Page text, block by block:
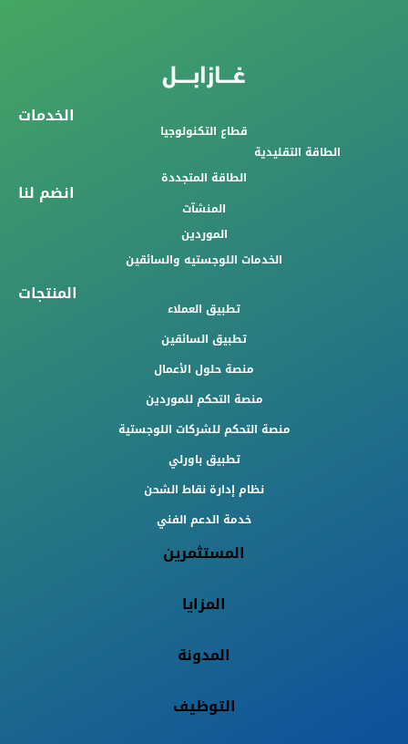
الخدمات
قطاع التكنولوجيا
الطاقة التقليدية
الطاقة المتجددة
انضم لنا
المنشآت
الموردين
الخدمات اللوجستيه والسائقين
المنتجات
تطبيق العملاء
تطبيق السائقين
منصة حلول الأعمال
منصة التحكم للموردين
منصة التحكم للشركات اللوجستية
تطبيق باورلي
نظام إدارة نقاط الشحن
خدمة الدعم الفني
المستثمرين
المزايا
المدونة
التوظيف